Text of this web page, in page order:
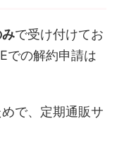
で受け付けてお
での解約申請は
で、定期通販サ